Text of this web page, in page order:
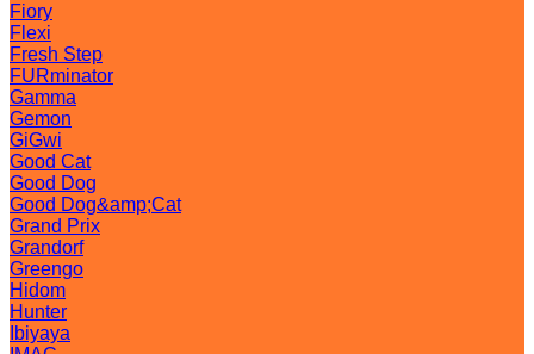
Fiory
Flexi
Fresh Step
FURminator
Gamma
Gemon
GiGwi
Good Cat
Good Dog
Good Dog&amp;Cat
Grand Prix
Grandorf
Greengo
Hidom
Hunter
Ibiyaya